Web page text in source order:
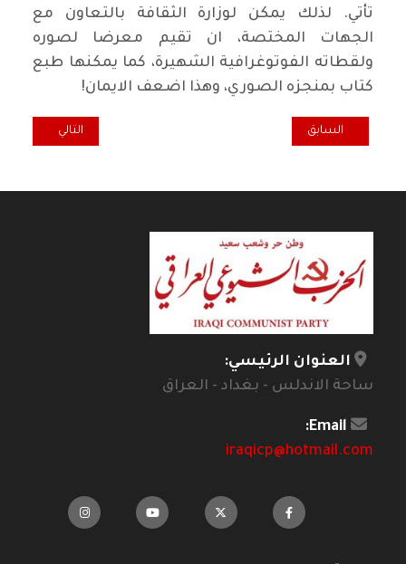
تأتي. لذلك يمكن لوزارة الثقافة بالتعاون مع
الجهات المختصة، ان تقيم معرضا لصوره
ولقطاته الفوتوغرافية الشهيرة، كما يمكنها طبع
كتاب بمنجزه الصوري، وهذا اضعف الايمان!
المقال السابق: كل خميس.. مفاجأة اندلاع الانتفاضة وصعوبة التنبؤ
السابق المقال التالي:
التالي
العنوان الرئيسي:
ساحة الاندلس - بغداد - العراق
Email:
iraqicp@hotmail.com